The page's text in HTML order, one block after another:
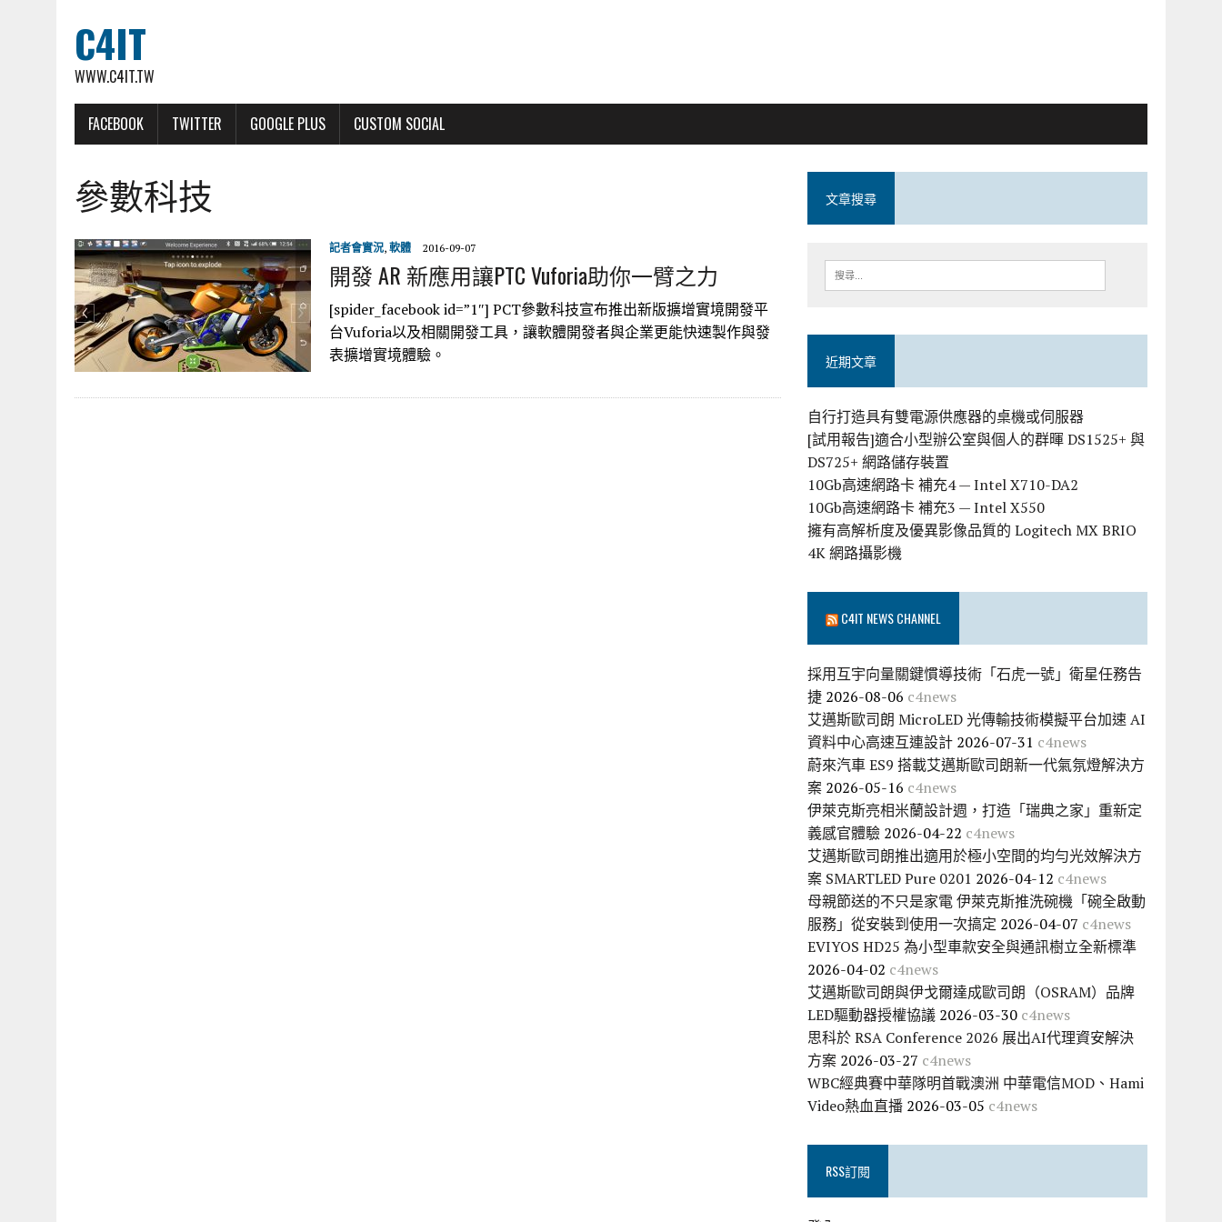
C4IT
WWW.C4IT.TW
FACEBOOK TWITTER GOOGLE PLUS CUSTOM SOCIAL
參數科技
記者會實況, 軟體 2016-09-07
開發 AR 新應用讓PTC Vuforia助你一臂之力
[spider_facebook id=”1″] PCT參數科技宣布推出新版擴增實境開發平
台Vuforia以及相關開發工具，讓軟體開發者與企業更能快速製作與發
表擴增實境體驗。
文章搜尋
近期文章
自行打造具有雙電源供應器的桌機或伺服器
[試用報告]適合小型辦公室與個人的群暉 DS1525+ 與
DS725+ 網路儲存裝置
10Gb高速網路卡 補充4 — Intel X710-DA2
10Gb高速網路卡 補充3 — Intel X550
擁有高解析度及優異影像品質的 Logitech MX BRIO
4K 網路攝影機
C4IT NEWS CHANNEL
採用互宇向量關鍵慣導技術「石虎一號」衛星任務告
捷 2026-08-06 c4news
艾邁斯歐司朗 MicroLED 光傳輸技術模擬平台加速 AI
資料中心高速互連設計 2026-07-31 c4news
蔚來汽車 ES9 搭載艾邁斯歐司朗新一代氣氛燈解決方
案 2026-05-16 c4news
伊萊克斯亮相米蘭設計週，打造「瑞典之家」重新定
義感官體驗 2026-04-22 c4news
艾邁斯歐司朗推出適用於極小空間的均勻光效解決方
案 SMARTLED Pure 0201 2026-04-12 c4news
母親節送的不只是家電 伊萊克斯推洗碗機「碗全啟動
服務」從安裝到使用一次搞定 2026-04-07 c4news
EVIYOS HD25 為小型車款安全與通訊樹立全新標準
2026-04-02 c4news
艾邁斯歐司朗與伊戈爾達成歐司朗（OSRAM）品牌
LED驅動器授權協議 2026-03-30 c4news
思科於 RSA Conference 2026 展出AI代理資安解決
方案 2026-03-27 c4news
WBC經典賽中華隊明首戰澳洲 中華電信MOD、Hami
Video熱血直播 2026-03-05 c4news
RSS訂閱